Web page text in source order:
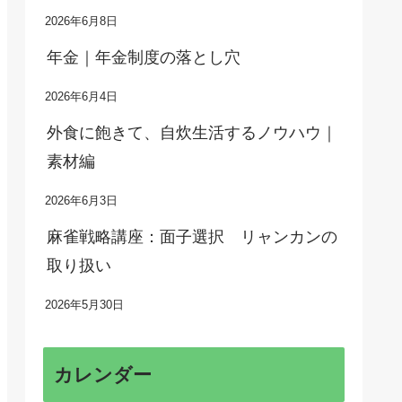
2026年6月8日
年金｜年金制度の落とし穴
2026年6月4日
外食に飽きて、自炊生活するノウハウ｜
素材編
2026年6月3日
麻雀戦略講座：面子選択 リャンカンの
取り扱い
2026年5月30日
カレンダー